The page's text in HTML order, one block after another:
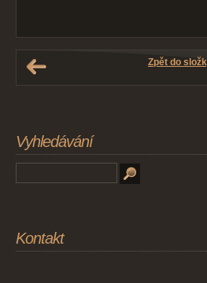
Zpět do
Vyhledávání
Kontakt